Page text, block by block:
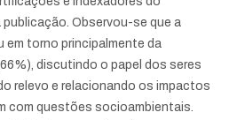
Observou-se que a
torno principalmente da
discutindo o papel dos seres
relevo e relacionando os impactos
com questões socioambientais.